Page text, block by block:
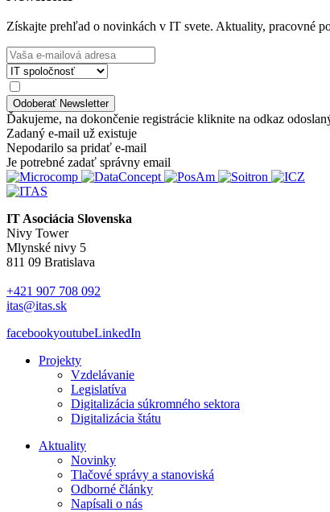
Získajte prehľad o novinkách v IT svete. Aktuality, pracovné
Ďakujeme, na dokončenie registrácie kliknite na odkaz
Zadaný e-mail už existuje
Nepodarilo sa pridať e-mail
Je potrebné zadať správny email
IT Asociácia Slovenska
Nivy Tower
Mlynské nivy 5
811 09 Bratislava
+421 907 708 092
itas@itas.sk
facebookyoutubeLinkedIn
Projekty
Vzdelávanie
Legislatíva
Digitalizácia súkromného sektora
Digitalizácia štátu
Aktuality
Novinky
Tlačové správy a stanoviská
Odborné články
Napísali o nás